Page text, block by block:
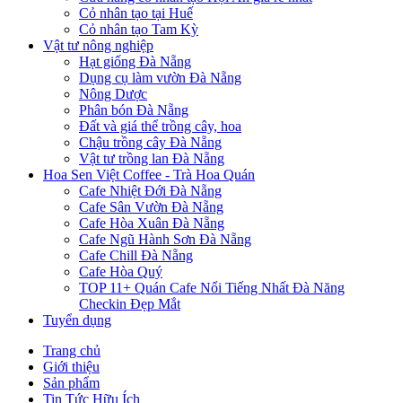
Cỏ nhân tạo tại Huế
Cỏ nhân tạo Tam Kỳ
Vật tư nông nghiệp
Hạt giống Đà Nẵng
Dụng cụ làm vườn Đà Nẵng
Nông Dược
Phân bón Đà Nẵng
Đất và giá thể trồng cây, hoa
Chậu trồng cây Đà Nẵng
Vật tư trồng lan Đà Nẵng
Hoa Sen Việt Coffee - Trà Hoa Quán
Cafe Nhiệt Đới Đà Nẵng
Cafe Sân Vườn Đà Nẵng
Cafe Hòa Xuân Đà Nẵng
Cafe Ngũ Hành Sơn Đà Nẵng
Cafe Chill Đà Nẵng
Cafe Hòa Quý
TOP 11+ Quán Cafe Nổi Tiếng Nhất Đà Năng
Checkin Đẹp Mắt
Tuyển dụng
Trang chủ
Giới thiệu
Sản phẩm
Tin Tức Hữu Ích